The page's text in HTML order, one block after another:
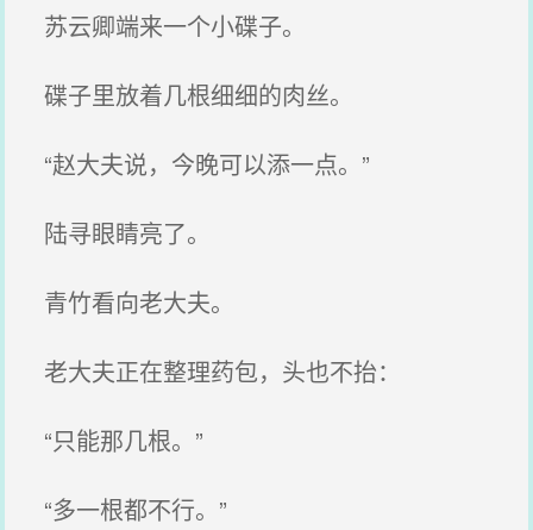
苏云卿端来一个小碟子。
碟子里放着几根细细的肉丝。
“赵大夫说，今晚可以添一点。”
陆寻眼睛亮了。
青竹看向老大夫。
老大夫正在整理药包，头也不抬：
“只能那几根。”
“多一根都不行。”